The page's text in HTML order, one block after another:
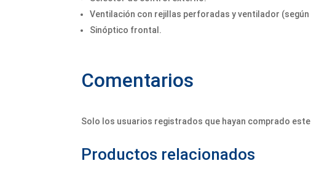
Ventilación con rejillas perforadas y ventilador
Sinóptico frontal.
Comentarios
Solo los usuarios registrados que hayan comprado
Productos relacionados